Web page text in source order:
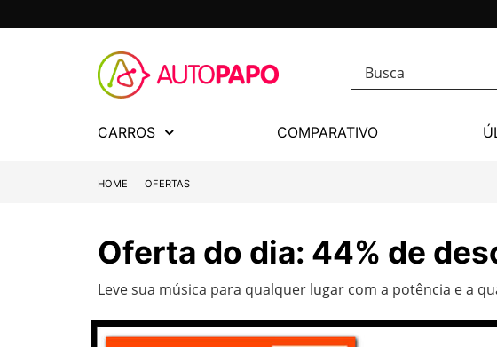
CARROS COMPARATIVO
HOME OFERTAS
Oferta do dia: 44% de
Leve sua música para qualquer lugar com a potência e a